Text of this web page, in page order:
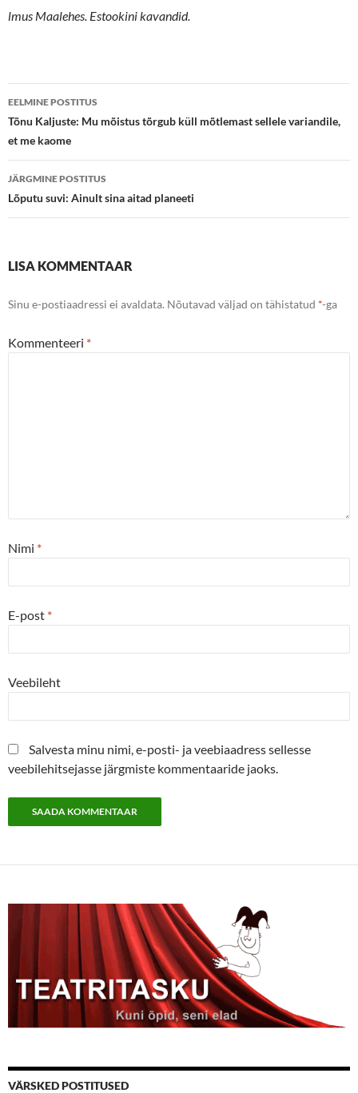
lmus Maalehes. Estookini kavandid.
Postituste
töölaud
EELMINE POSTITUS
Tõnu Kaljuste: Mu mõistus tõrgub küll mõtlemast sellele variandile,
et me kaome
JÄRGMINE POSTITUS
Lõputu suvi: Ainult sina aitad planeeti
LISA KOMMENTAAR
Sinu e-postiaadressi ei avaldata. Nõutavad väljad on tähistatud *-ga
Kommenteeri *
Nimi *
E-post *
Veebileht
Salvesta minu nimi, e-posti- ja veebiaadress sellesse
veebilehitsejasse järgmiste kommentaaride jaoks.
VÄRSKED POSTITUSED